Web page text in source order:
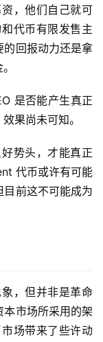
，他们自己就可
代币有限发售主
的回报动力还是拿
是否能产生真正
果尚未可知。
势头，才能真正
代币或许有可能
前这不可能成为
，但并非是革命
市场所采用的架
场带来了些许动